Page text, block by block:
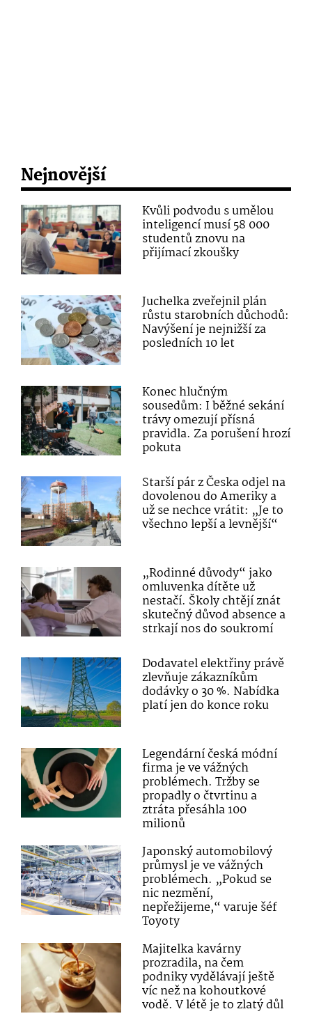
Nejnovější
Kvůli podvodu s umělou
inteligencí musí 58 000
studentů znovu na
přijímací zkoušky
Juchelka zveřejnil plán
růstu starobních důchodů:
Navýšení je nejnižší za
posledních 10 let
Konec hlučným
sousedům: I běžné sekání
trávy omezují přísná
pravidla. Za porušení hrozí
pokuta
Starší pár z Česka odjel na
dovolenou do Ameriky a
už se nechce vrátit: „Je to
všechno lepší a levnější“
„Rodinné důvody“ jako
omluvenka dítěte už
nestačí. Školy chtějí znát
skutečný důvod absence a
strkají nos do soukromí
Dodavatel elektřiny právě
zlevňuje zákazníkům
dodávky o 30 %. Nabídka
platí jen do konce roku
Legendární česká módní
firma je ve vážných
problémech. Tržby se
propadly o čtvrtinu a
ztráta přesáhla 100
milionů
Japonský automobilový
průmysl je ve vážných
problémech. „Pokud se
nic nezmění,
nepřežijeme,“ varuje šéf
Toyoty
Majitelka kavárny
prozradila, na čem
podniky vydělávají ještě
víc než na kohoutkové
vodě. V létě je to zlatý důl